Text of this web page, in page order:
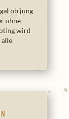
ob jung
ohne
wird
alle